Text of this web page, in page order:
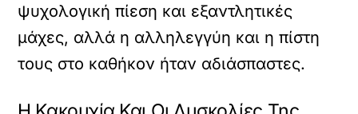
ψυχολογική πίεση και εξαντλητικές
μάχες, αλλά η αλληλεγγύη και η πίστη
τους στο καθήκον ήταν αδιάσπαστες.